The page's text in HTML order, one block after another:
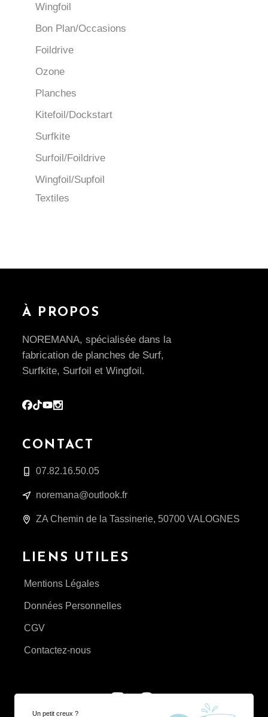
Wingfoil
Bon Plan/Occasions
Foildrive
Ozone
Planches
Kitefoil/Dockstart
Surfkite
Surfoil/Foildrive
Wingfoil/Supfoil
Textiles
À PROPOS
NOREMANA, spécialisée dans la
fabrication de planches de Surf,
Surfkite, Surfoil et Wingfoil.
CONTACT
07.82.16.50.05
noremana@outlook.fr
ZA Chemin de la Tassinerie, 50700 VALOGNES
LIENS UTILES
Mentions Légales
Données Personnelles
CGV
Contactez-nous
Un petit creux ?